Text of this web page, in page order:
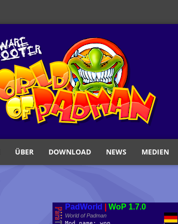
ÜBER DOWNLOAD NEWS MEDIEN